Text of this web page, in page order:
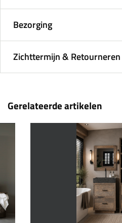
Bezorging
Zichttermijn & Retourneren
Gerelateerde artikelen